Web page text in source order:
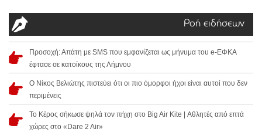
Ροή ειδήσεων
Προσοχή: Απάτη με SMS που εμφανίζεται ως μήνυμα του e-ΕΦΚΑ
έφτασε σε κατοίκους της Λήμνου
Ο Νίκος Βελιώτης πιστεύει ότι οι πιο όμορφοι ήχοι είναι αυτοί που δεν
περιμένεις
Το Κέρος σήκωσε ψηλά τον πήχη στο Big Air Kite | Αθλητές από επτά
χώρες στο «Dare 2 Air»